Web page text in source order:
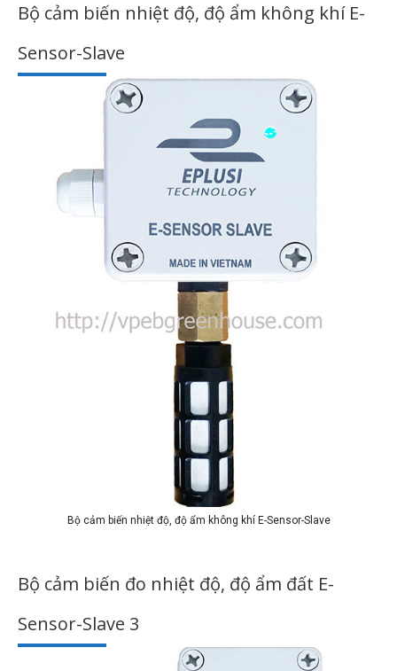
Bộ cảm biến nhiệt độ, độ ẩm không khí E-
Sensor-Slave
Bộ cảm biến nhiệt độ, độ ẩm không khí E-Sensor-Slave
Bộ cảm biến đo nhiệt độ, độ ẩm đất E-
Sensor-Slave 3